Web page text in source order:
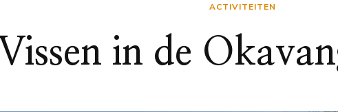
ACTIVITEITEN
Vissen in de